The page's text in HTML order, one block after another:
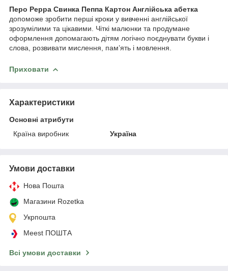
Перо Peppa Свинка Пеппа Картон Англійська абетка
допоможе зробити перші кроки у вивченні англійської
зрозумілими та цікавими. Чіткі малюнки та продумане
оформлення допомагають дітям логічно поєднувати букви і
слова, розвивати мислення, пам’ять і мовлення.
Приховати
Характеристики
Основні атрибути
Країна виробник
Україна
Умови доставки
Нова Пошта
Магазини Rozetka
Укрпошта
Meest ПОШТА
Всі умови доставки